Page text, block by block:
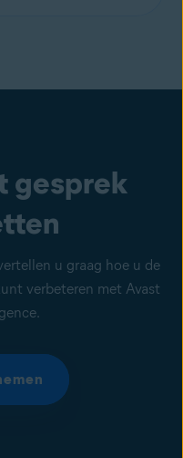
gesprek
u graag hoe u de
verbeteren met Avast